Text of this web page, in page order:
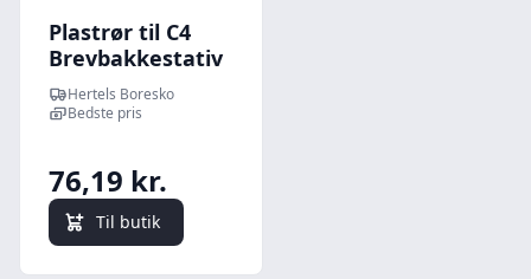
Plastrør til C4
Brevbakkestativ
8 stk
Hertels Boresko
Bedste pris
76,19 kr.
Til butik